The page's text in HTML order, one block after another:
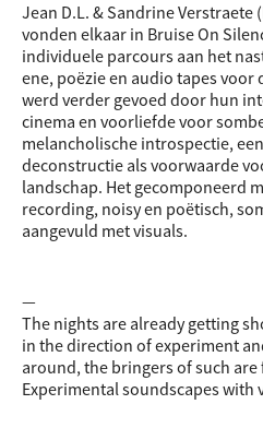
Jean D.L. & Sandrine Verstraete
vonden elkaar in Bruise On
individuele parcours aan het
ene, poëzie en audio tapes
werd verder gevoed door hun
cinema en voorliefde voor
melancholische introspectie,
deconstructie als voorwaarde
landschap. Het gecomponeerd
recording, noisy en poëtisch,
aangevuld met visuals.
—
The nights are already getting
in the direction of experiment
around, the bringers of such
Experimental soundscapes with